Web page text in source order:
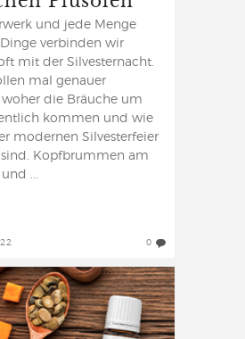
und jede Menge
Dinge verbinden wir
mit der Silvesternacht.
mal genauer
woher die Bräuche um
kommen und wie
modernen Silvesterfeier
Kopfbrummen am
...
0